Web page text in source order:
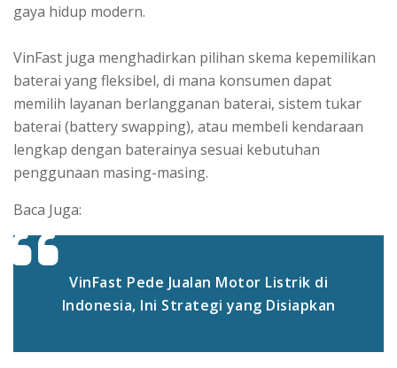
gaya hidup modern.
VinFast juga menghadirkan pilihan skema kepemilikan
baterai yang fleksibel, di mana konsumen dapat
memilih layanan berlangganan baterai, sistem tukar
baterai (battery swapping), atau membeli kendaraan
lengkap dengan baterainya sesuai kebutuhan
penggunaan masing-masing.
Baca Juga:
VinFast Pede Jualan Motor Listrik di
Indonesia, Ini Strategi yang Disiapkan